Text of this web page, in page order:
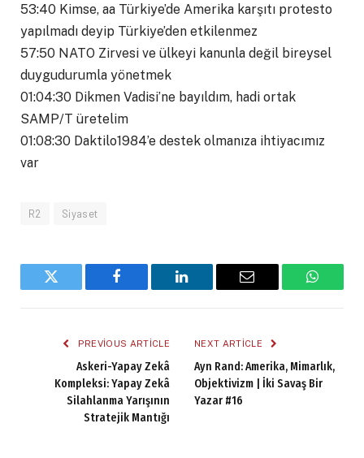
53:40 Kimse, aa Türkiye’de Amerika karşıtı protesto
yapılmadı deyip Türkiye’den etkilenmez
57:50 NATO Zirvesi ve ülkeyi kanunla değil bireysel
duygudurumla yönetmek
01:04:30 Dikmen Vadisi’ne bayıldım, hadi ortak
SAMP/T üretelim
01:08:30 Daktilo1984’e destek olmanıza ihtiyacımız
var
R2 Siyaset
Twitter Facebook LinkedIn Email
PREVIOUS ARTICLE
Askeri-Yapay Zekâ
Kompleksi: Yapay Zekâ
Silahlanma Yarışının
Stratejik Mantığı
NEXT ARTICLE
Ayn Rand: Amerika, Mimarlık,
Objektivizm | İki Savaş Bir
Yazar #16